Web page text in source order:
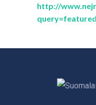
http://